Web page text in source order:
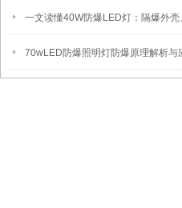
70wLED防爆照明灯防爆原理解析与